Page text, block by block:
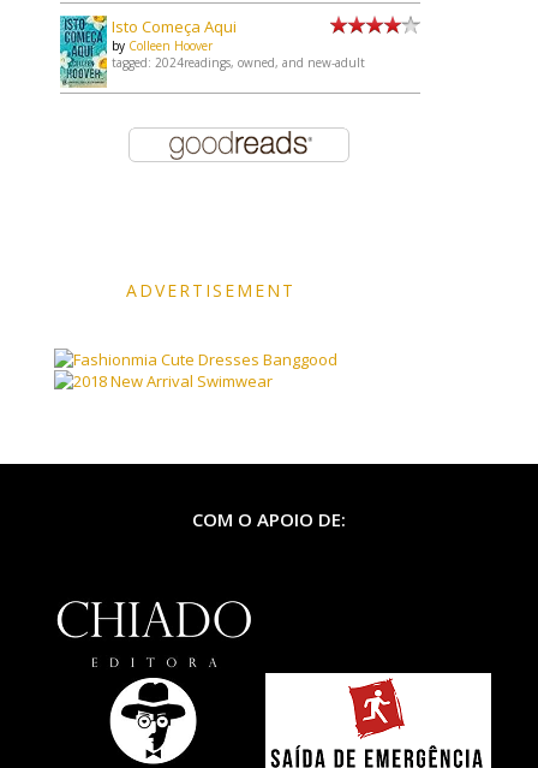
Isto Começa Aqui
by Colleen Hoover
tagged: 2024readings, owned, and new-adult
ADVERTISEMENT
Banggood
COM O APOIO DE: